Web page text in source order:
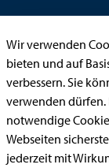
Anhörung online
Bauantrag
Begleitetes Fahren
Führerschein
Wir verwenden
bieten und auf
verbessern. Sie
verwenden dürfen.
notwendige
Webseiten
jederzeit mit